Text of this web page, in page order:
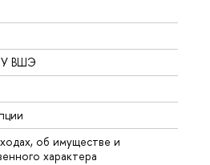
ВШЭ
об имуществе и
характера